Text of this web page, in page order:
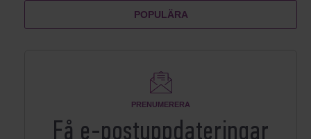
POPULÄRA
PRENUMERERA
Få e-postuppdateringar